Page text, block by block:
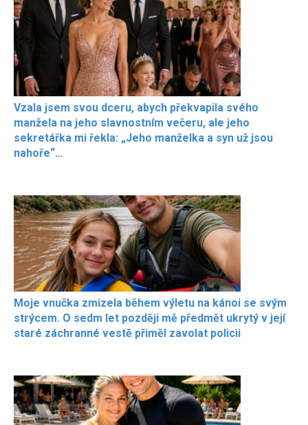
Vzala jsem svou dceru, abych překvapila svého
manžela na jeho slavnostním večeru, ale jeho
sekretářka mi řekla: „Jeho manželka a syn už jsou
nahoře“…
Moje vnučka zmizela během výletu na kánoi se svým
strýcem. O sedm let později mě předmět ukrytý v její
staré záchranné vestě přiměl zavolat policii